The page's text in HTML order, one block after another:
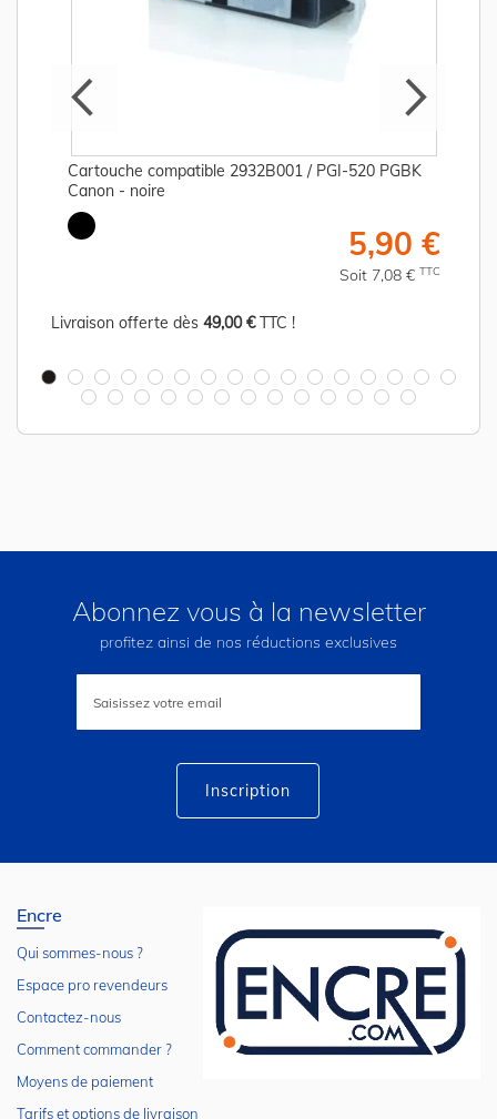
Cartouche compatible 2932B001 / PGI-520 PGBK
Canon - noire
5,90 €
Soit 7,08 € TTC
Livraison offerte dès 49,00 €TTC !
Abonnez vous à la newsletter
profitez ainsi de nos réductions exclusives
lettre
Inscription
Encre
Qui sommes-nous ?
Espace pro revendeurs
Contactez-nous
Comment commander ?
Moyens de paiement
Tarifs et options de livraison